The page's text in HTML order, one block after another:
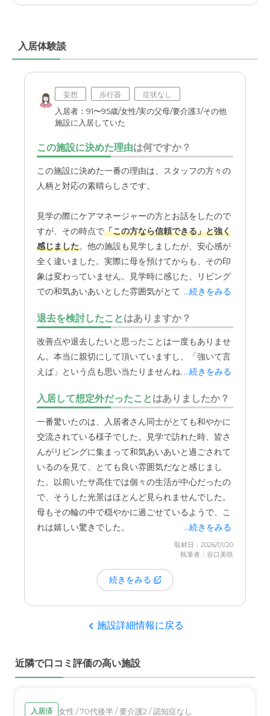
入居体験談
妄想 歩行器 症状なし
入居者：91〜95歳/女性/実の父母/要介護3/その他
施設に入居していた
この施設に決めた理由は何ですか？
この施設に決めた一番の理由は、スタッフの方々の
人柄と対応の素晴らしさです。
見学の際にケアマネージャーの方とお話をしたので
すが、その時点で「この方なら信頼できる」と強く
感じました。他の施設も見学しましたが、安心感が
全く違いました。実際に母を預けてからも、その印
象は変わっていません。見学時に感じた、リビング
での和気あいあいとした雰囲気がとても印象的でし
入居者の方々が孤立せず、ゆったりと交流
しながら
過ごされている様子は、以前の施設では見られなか
った光景です。母も今ではその輪の中で穏やかに過
神的な安定につながっているのだと思います。ケア
マネージャーの方とLINEで直接つながっており、
こまめに母の様子を報告していただける のが本当に
ありがたいです。お誕生日会の楽しそうな写真が送
られてきたり、必要な物品の購入相談ができたり
と、離れていても母の日常を身近に感じることがで
きます。
褥瘡の治療など、体調に変化があった際もすぐに連
絡をくださるので、何かあってもすぐに対応してい
...続きをみる
退去を検討したことはありますか？
改善点や退去したいと思ったことは一度もありませ
ん。本当に親切にして頂いていますし、「強いて言
えば」という点も思い当たりませんね。...続きをみる
入居して想定外だったことはありましたか？
一番驚いたのは、入居者さん同士がとても和やかに
交流されている様子でした。見学で訪れた時、皆さ
んがリビングに集まって和気あいあいと過ごされて
いるのを見て、とても良い雰囲気だなと感じまし
た。以前いたサ高住では個々の生活が中心だったの
で、そうした光景はほとんど見られませんでした。
母もその輪の中で穏やかに過ごせているようで、こ
れは嬉しい驚きでした。
...続きをみる
取材日：2026/01/20
執筆者：谷口美咲
続きをみる
施設詳細情報に戻る
近隣で口コミ評価の高い施設
入居済 女性 / 70代後半 / 要介護2 / 認知症なし